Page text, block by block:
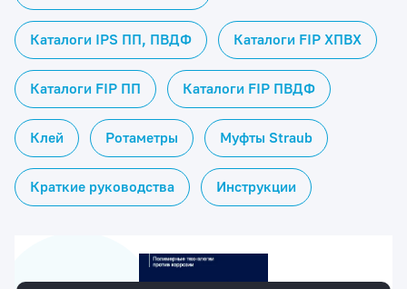
Каталоги IPS ПП, ПВДФ Каталоги FIP ХПВХ
Каталоги FIP ПП Каталоги FIP ПВДФ
Клей Ротаметры Муфты Straub
Краткие руководства Инструкции